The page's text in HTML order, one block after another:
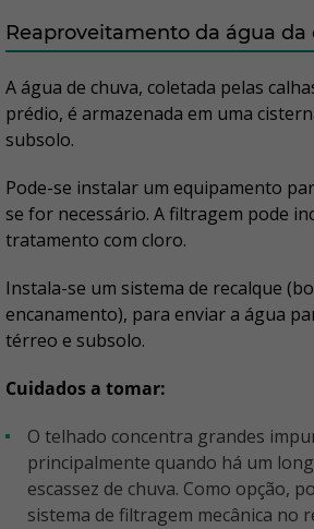
Reaproveitamento da água da
A água de chuva, coletada pelas
prédio, é armazenada em uma
subsolo.
Pode-se instalar um equipamento
se for necessário. A filtragem pode
tratamento com cloro.
Instala-se um sistema de recalque
encanamento), para enviar a água
térreo e subsolo.
Cuidados a tomar:
O telhado concentra grandes impurezas,
principalmente quando há um
escassez de chuva. Como opção,
sistema de filtragem mecânica no